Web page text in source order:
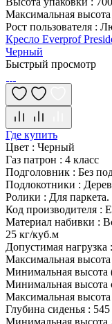
Максимальная
Рост пользователя :
Кресло Everprof
Черный
Быстрый просмотр
Где купить
Цвет : Черный
Газ патрон : 4 класс
Подголовник : Без
Подлокотники :
Ролики : Для
Код производителя :
Материал набивки :
25 кг/куб.м
Допустимая нагрузка :
Максимальная
Минимальная высота
Минимальная высота
Максимальная высота
Глубина сиденья : 545
Минимальная высота